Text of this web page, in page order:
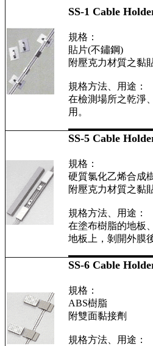
SS-1 Cable
規格：
貼片(不鏽鋼)
附壓克力材質之黏
規格方法、用途：
在檢測場所之乾淨
用。
SS-5 Cable
規格：
硬質氯化乙烯合成
附壓克力材質之黏
規格方法、用途：
在塗布樹脂的地板
地板上，剝開外膜
SS-6 Cable
規格：
ABS樹脂
附雙面黏接劑
規格方法、用途：